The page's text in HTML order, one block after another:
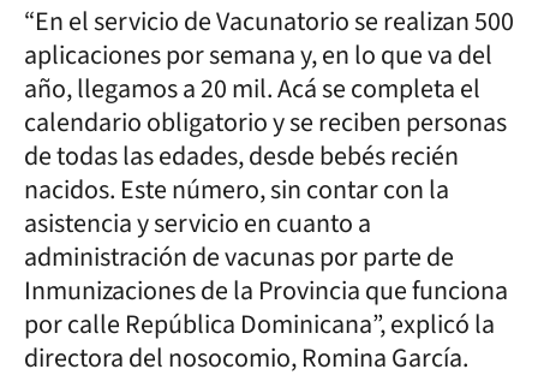
“En el servicio de Vacunatorio se realizan 500
aplicaciones por semana y, en lo que va del
año, llegamos a 20 mil. Acá se completa el
calendario obligatorio y se reciben personas
de todas las edades, desde bebés recién
nacidos. Este número, sin contar con la
asistencia y servicio en cuanto a
administración de vacunas por parte de
Inmunizaciones de la Provincia que funciona
por calle República Dominicana”, explicó la
directora del nosocomio, Romina García.